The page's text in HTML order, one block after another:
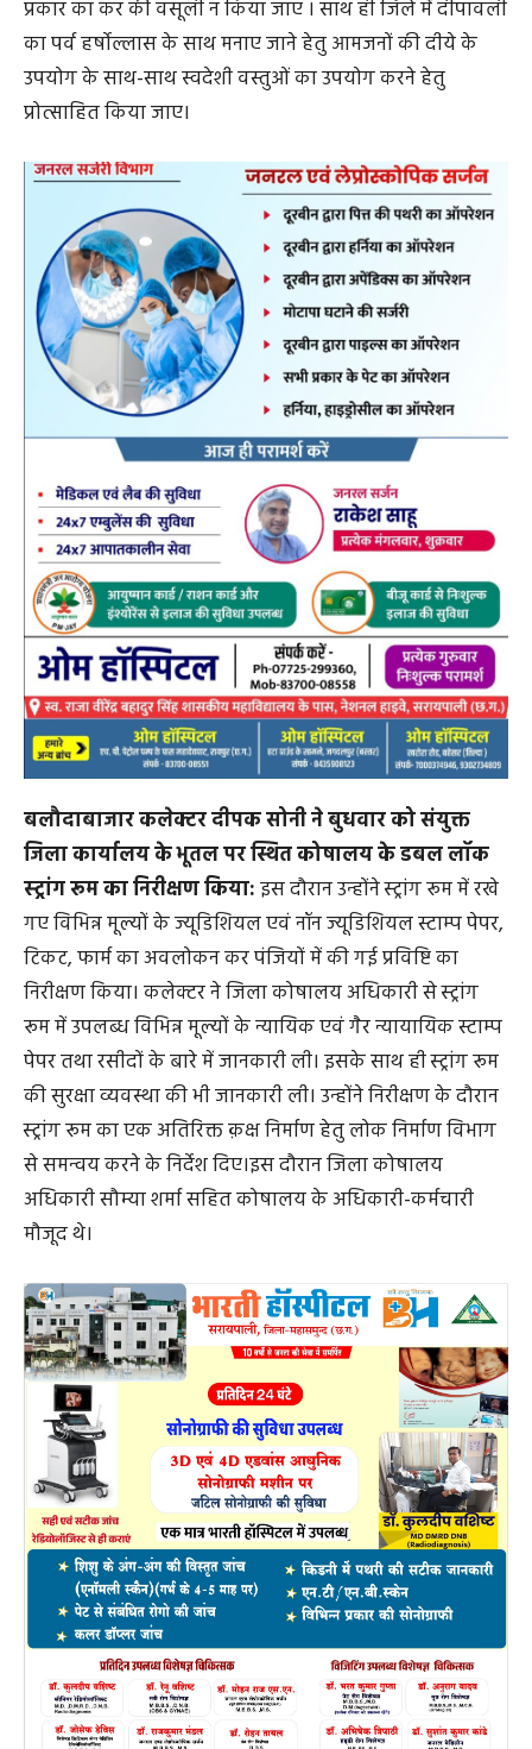
जिला कार्यालय के भूतल पर स्थित कोषालय के डबल लॉक
स्ट्रांग रूम का निरीक्षण किया:
इस दौरान उन्होंने स्ट्रांग रूम में रखे
गए विभिन्न मूल्यों के ज्यूडिशियल एवं नॉन ज्यूडिशियल स्टाम्प पेपर,
टिकट, फार्म का अवलोकन कर पंजियों में की गई प्रविष्टि का
निरीक्षण किया। कलेक्टर ने जिला कोषालय अधिकारी से स्ट्रांग
रूम में उपलब्ध विभिन्न मूल्यों के न्यायिक एवं गैर न्यायायिक स्टाम्प
पेपर तथा रसीदों के बारे में जानकारी ली। इसके साथ ही स्ट्रांग रूम
की सुरक्षा व्यवस्था की भी जानकारी ली। उन्होंने निरीक्षण के दौरान
स्ट्रांग रूम का एक अतिरिक्त क़क्ष निर्माण हेतु लोक निर्माण विभाग
से समन्वय करने के निर्देश दिए।इस दौरान जिला कोषालय
अधिकारी सौम्या शर्मा सहित कोषालय के अधिकारी-कर्मचारी
मौजूद थे।